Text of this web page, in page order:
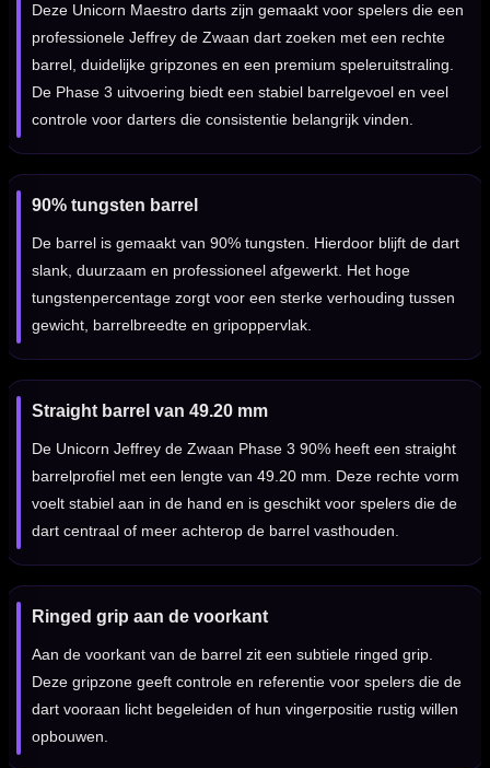
Deze Unicorn Maestro darts zijn gemaakt voor spelers die een
professionele Jeffrey de Zwaan dart zoeken met een rechte
barrel, duidelijke gripzones en een premium speleruitstraling.
De Phase 3 uitvoering biedt een stabiel barrelgevoel en veel
controle voor darters die consistentie belangrijk vinden.
90% tungsten barrel
De barrel is gemaakt van 90% tungsten. Hierdoor blijft de dart
slank, duurzaam en professioneel afgewerkt. Het hoge
tungstenpercentage zorgt voor een sterke verhouding tussen
gewicht, barrelbreedte en gripoppervlak.
Straight barrel van 49.20 mm
De Unicorn Jeffrey de Zwaan Phase 3 90% heeft een straight
barrelprofiel met een lengte van 49.20 mm. Deze rechte vorm
voelt stabiel aan in de hand en is geschikt voor spelers die de
dart centraal of meer achterop de barrel vasthouden.
Ringed grip aan de voorkant
Aan de voorkant van de barrel zit een subtiele ringed grip.
Deze gripzone geeft controle en referentie voor spelers die de
dart vooraan licht begeleiden of hun vingerpositie rustig willen
opbouwen.